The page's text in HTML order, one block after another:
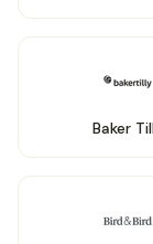
Baker